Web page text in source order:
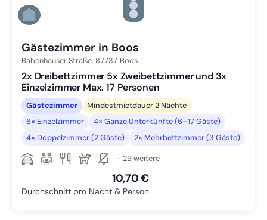
Zu Slide 4 wechseln
Zu Slide 5 wechseln
Zu Slide 6 wechseln
Gästezimmer in Boos
Babenhauser Straße, 87737 Boos
2x Dreibettzimmer 5x Zweibettzimmer und 3x
Einzelzimmer Max. 17 Personen
Gästezimmer
Mindestmietdauer 2 Nächte
6× Einzelzimmer
4× Ganze Unterkünfte (6–17 Gäste)
4× Doppelzimmer (2 Gäste)
2× Mehrbettzimmer (3 Gäste)
+ 29 weitere
10,70 €
Durchschnitt pro Nacht & Person